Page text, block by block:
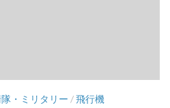
隊・ミリタリー /飛行機